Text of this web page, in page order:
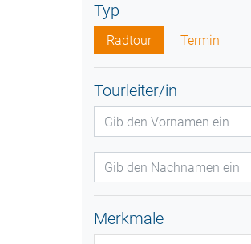
Typ
Radtour Termin
Tourleiter/in
Merkmale